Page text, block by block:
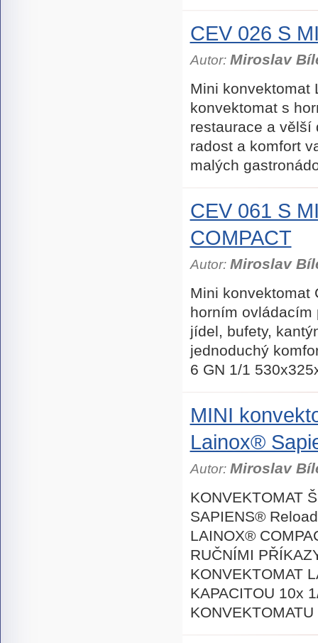
CEV 026 S
Autor: Miroslav
Mini konvektomat
konvektomat s
restaurace a vělší
radost a komfort
malých
CEV 061 S
COMPACT
Autor: Miroslav
Mini konvektomat
horním ovládacím
jídel, bufety,
jednoduchý
6 GN 1/1
MINI
Lainox®
Autor: Miroslav
KONVEKTOMAT
SAPIENS®
LAINOX®
RUČNÍMI
KONVEKTOMAT
KAPACITOU 10x